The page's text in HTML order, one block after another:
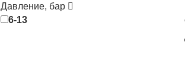
Давление, бар
6-13